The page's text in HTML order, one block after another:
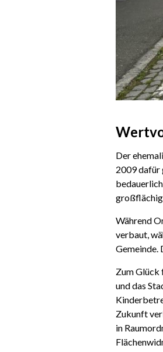
Der
2009 dafür
Während
verbaut,
Gemeinde.
Zum Glück
und das
Zukunft
in